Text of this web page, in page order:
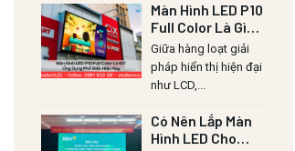
Màn Hình LED P10
Full Color Là Gì?
Ứng Dụng Phổ
Biến Hiện Nay
Giữa hàng loạt giải
pháp hiển thị hiện đại
như LCD,...
Có Nên Lắp Màn
Hình LED Cho